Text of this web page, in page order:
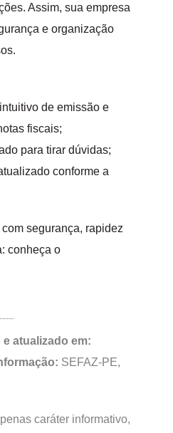
Assim, sua empresa
e organização
de emissão e
fiscais;
para tirar dúvidas;
conforme a
segurança, rapidez
conheça o
atualizado em:
SEFAZ-PE,
caráter informativo,